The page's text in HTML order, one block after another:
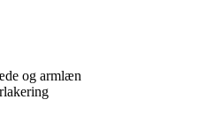
og armlæn